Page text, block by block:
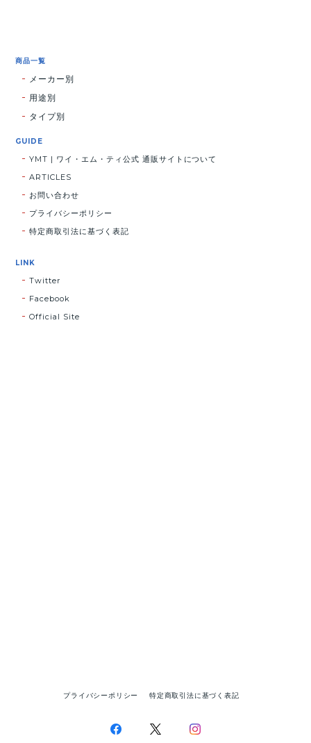
商品一覧
メーカー別
用途別
タイプ別
GUIDE
YMT | ワイ・エム・ティ公式 通販サイトについて
ARTICLES
お問い合わせ
プライバシーポリシー
特定商取引法に基づく表記
LINK
Twitter
Facebook
Official Site
プライバシーポリシー 特定商取引法に基づく表記